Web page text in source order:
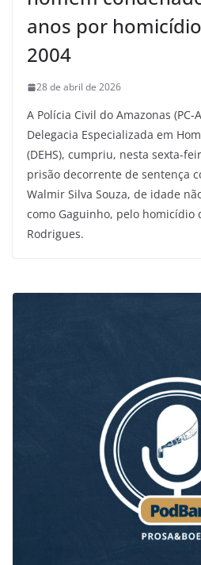
anos por
2004
28 de abril de 2026
A Polícia Civil do Amazonas
Delegacia Especializada em
(DEHS), cumpriu, nesta sexta-
prisão decorrente de sentença
Walmir Silva Souza, de idade
como Gaguinho, pelo homicídio
Rodrigues.